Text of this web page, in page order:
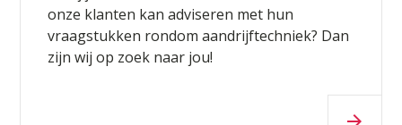
onze klanten kan adviseren met hun
vraagstukken rondom aandrijftechniek? Dan
zijn wij op zoek naar jou!